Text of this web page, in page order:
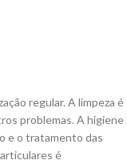
regular. A limpeza é
problemas. A higiene
e o tratamento das
é